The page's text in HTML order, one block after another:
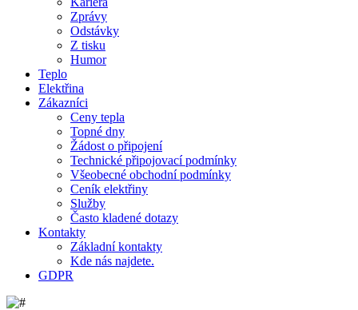
Zprávy
Odstávky
Z tisku
Humor
Teplo
Elektřina
Zákazníci
Ceny tepla
Topné dny
Žádost o připojení
Technické připojovací podmínky
Všeobecné obchodní podmínky
Ceník elektřiny
Služby
Často kladené dotazy
Kontakty
Základní kontakty
Kde nás najdete.
GDPR